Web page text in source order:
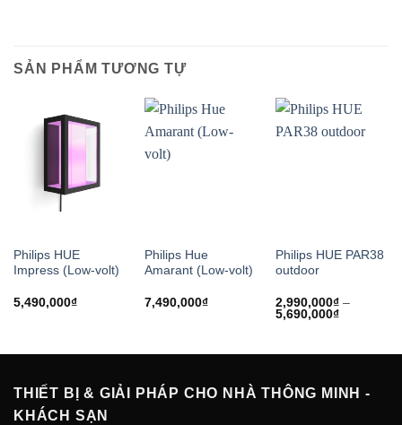
SẢN PHẨM TƯƠNG TỰ
Philips HUE
Impress (Low-volt)
5,490,000₫
Philips Hue
Amarant (Low-volt)
7,490,000₫
Philips HUE PAR38
outdoor
2,990,000₫ –
5,690,000₫Khoảng
THIẾT BỊ & GIẢI PHÁP CHO NHÀ THÔNG MINH -
KHÁCH SẠN